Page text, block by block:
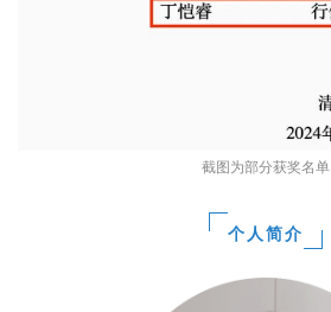
截图为部分获奖名单
个人简介